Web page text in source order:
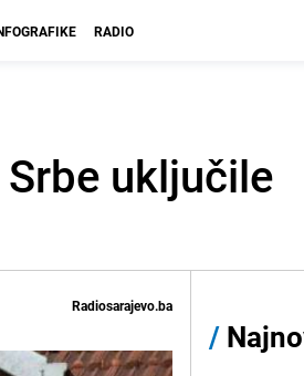
RADIO
uključile
Radiosarajevo.ba
/